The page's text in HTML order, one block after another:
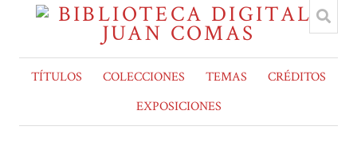
TÍTULOS COLECCIONES TEMAS
CRÉDITOS
EXPOSICIONES